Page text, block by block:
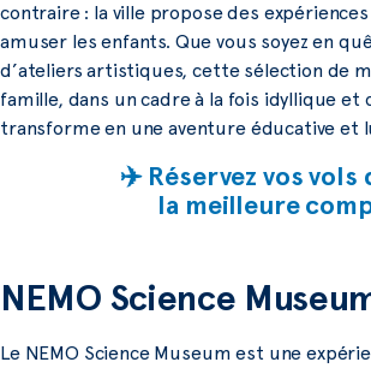
contraire : la ville propose des
amuser les enfants. Que vous soyez en
d’ateliers artistiques, cette sélection de
famille, dans un cadre à la fois idyllique
transforme en une aventure éducative
✈️ Réservez vos
la meilleure
NEMO Science
Le NEMO Science Museum est une